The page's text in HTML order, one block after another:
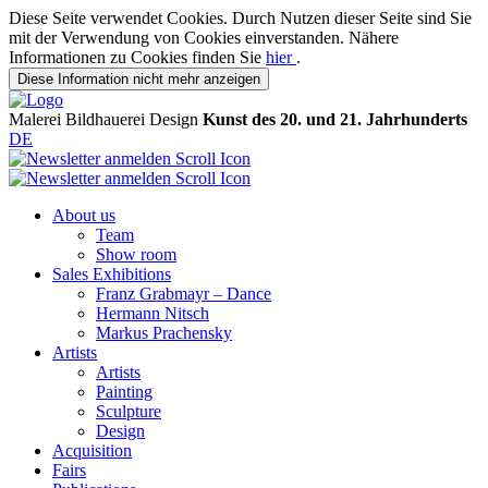
Diese Seite verwendet Cookies. Durch Nutzen dieser Seite sind Sie
mit der Verwendung von Cookies einverstanden. Nähere
Informationen zu Cookies finden Sie hier .
Diese Information nicht mehr anzeigen
Malerei Bildhauerei Design Kunst des 20. und 21. Jahrhunderts
DE
About us
Team
Show room
Sales Exhibitions
Franz Grabmayr – Dance
Hermann Nitsch
Markus Prachensky
Artists
Artists
Painting
Sculpture
Design
Acquisition
Fairs